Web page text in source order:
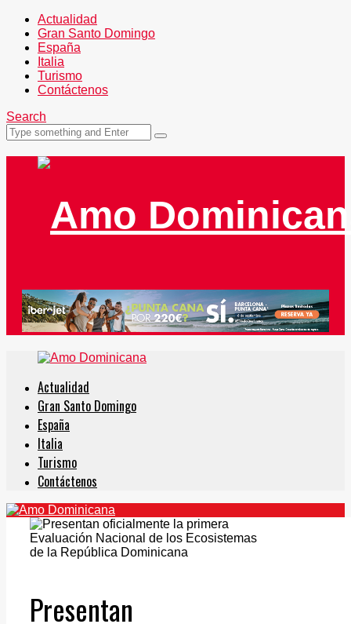
Actualidad
Gran Santo Domingo
España
Italia
Turismo
Contáctenos
Search
Actualidad
Gran Santo Domingo
España
Italia
Turismo
Contáctenos
Presentan